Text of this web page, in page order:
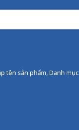
tên sản phẩm, Danh mục